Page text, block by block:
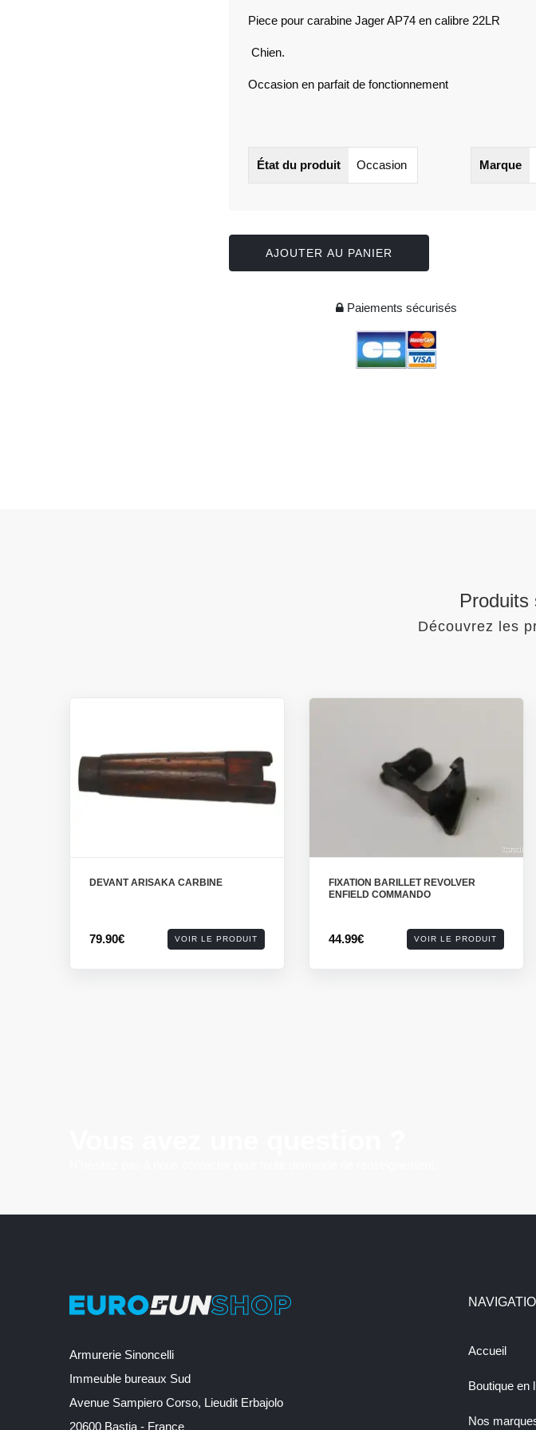
Piece pour carabine Jager AP74 en calibre 22LR
Chien.
Occasion en parfait de fonctionnement
État du produit Occasion Marque
AJOUTER AU PANIER
Paiements sécurisés
Produits
Découvrez les
DEVANT ARISAKA CARBINE
79.90€ VOIR LE PRODUIT
FIXATION BARILLET REVOLVER
ENFIELD COMMANDO
44.99€ VOIR LE PRODUIT
Armurerie Sinoncelli
Immeuble bureaux Sud
Avenue Sampiero Corso, Lieudit Erbajolo
20600 Bastia - France
Accueil
Boutique en
Nos